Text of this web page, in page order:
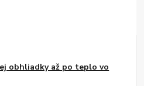
obhliadky až po teplo vo